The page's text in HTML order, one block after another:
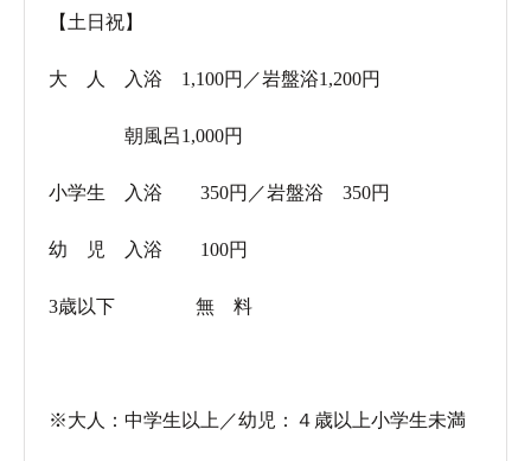
【土日祝】
大 人 入浴 1,100円／岩盤浴1,200円
朝風呂1,000円
小学生 入浴 350円／岩盤浴 350円
幼 児 入浴 100円
3歳以下 無 料
※大人：中学生以上／幼児：４歳以上小学生未満